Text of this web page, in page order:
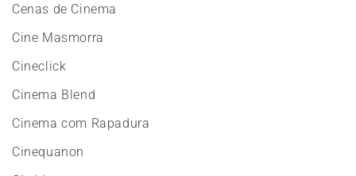
Cenas de Cinema
Cine Masmorra
Cineclick
Cinema Blend
Cinema com Rapadura
Cinequanon